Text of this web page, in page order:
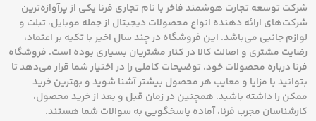
شرکت توسعه تجارت هوشمند فاخر با نام تجاری فرنا یکی از پرآوازه‌ترین
شرکت‌های ارائه دهنده انواع محصولات دیجیتال از جمله موبایل، تبلت و
لوازم جانبی می‌باشد. این فروشگاه در چند سال اخیر با تکیه بر اعتماد،
رضایت مشتری و اصالت کالا در کنار مشتریان بسیاری بوده است. فروشگاه
فرنا درباره محصولات خود، توضیحات کاملی را در اختیار شما قرار می‌دهد تا
بتوانید با مزایا و معایب هر محصول بیشتر آشنا شوید و بهترین خرید
ممکن را داشته باشید. همچنین در زمان قبل و بعد از خرید محصول،
کارشناسان مجرب فرنا، آماده پاسخگویی به سوالات شما هستند.